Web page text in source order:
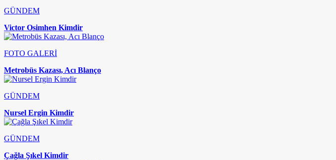
GÜNDEM
Victor Osimhen Kimdir
FOTO GALERİ
Metrobüs Kazası, Acı Blanço
GÜNDEM
Nursel Ergin Kimdir
GÜNDEM
Çağla Şıkel Kimdir